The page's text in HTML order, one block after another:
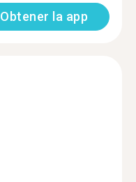
Obtener la app